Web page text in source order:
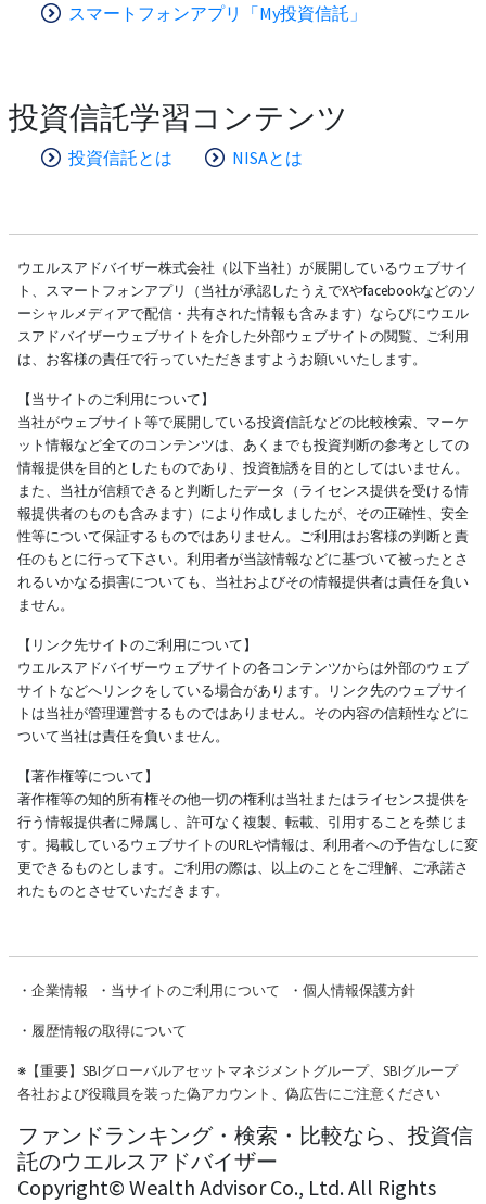
スマートフォンアプリ「My投資信託」
投資信託学習コンテンツ
投資信託とは NISAとは
ウエルスアドバイザー株式会社（以下当社）が展開しているウェブサイ
ト、スマートフォンアプリ（当社が承認したうえでXやfacebookなどのソ
ーシャルメディアで配信・共有された情報も含みます）ならびにウエル
スアドバイザーウェブサイトを介した外部ウェブサイトの閲覧、ご利用
は、お客様の責任で行っていただきますようお願いいたします。
【当サイトのご利用について】
当社がウェブサイト等で展開している投資信託などの比較検索、マーケ
ット情報など全てのコンテンツは、あくまでも投資判断の参考としての
情報提供を目的としたものであり、投資勧誘を目的としてはいません。
また、当社が信頼できると判断したデータ（ライセンス提供を受ける情
報提供者のものも含みます）により作成しましたが、その正確性、安全
性等について保証するものではありません。ご利用はお客様の判断と責
任のもとに行って下さい。利用者が当該情報などに基づいて被ったとさ
れるいかなる損害についても、当社およびその情報提供者は責任を負い
ません。
【リンク先サイトのご利用について】
ウエルスアドバイザーウェブサイトの各コンテンツからは外部のウェブ
サイトなどへリンクをしている場合があります。リンク先のウェブサイ
トは当社が管理運営するものではありません。その内容の信頼性などに
ついて当社は責任を負いません。
【著作権等について】
著作権等の知的所有権その他一切の権利は当社またはライセンス提供を
行う情報提供者に帰属し、許可なく複製、転載、引用することを禁じま
す。掲載しているウェブサイトのURLや情報は、利用者への予告なしに変
更できるものとします。ご利用の際は、以上のことをご理解、ご承諾さ
れたものとさせていただきます。
・ 企業情報 ・ 当サイトのご利用について ・ 個人情報保護方針
・ 履歴情報の取得について
※【重要】SBIグローバルアセットマネジメントグループ、SBIグループ
各社および役職員を装った偽アカウント、偽広告にご注意ください
ファンドランキング・検索・比較なら、投資信
託のウエルスアドバイザー
Copyright© Wealth Advisor Co., Ltd. All Rights